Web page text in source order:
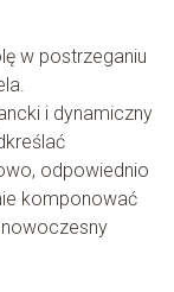
w postrzeganiu
i dynamiczny
odpowiednio
komponować